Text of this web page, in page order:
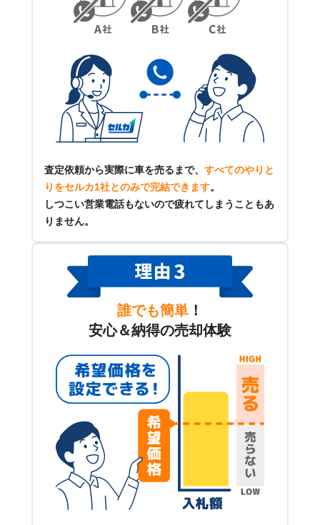
査定依頼から実際に車を売るまで、 すべてのやりと
りをセルカ1社とのみで完結できます。
しつこい営業電話もないので疲れてしまうこともあ
りません。
誰でも簡単 ！
安心＆納得の売却体験